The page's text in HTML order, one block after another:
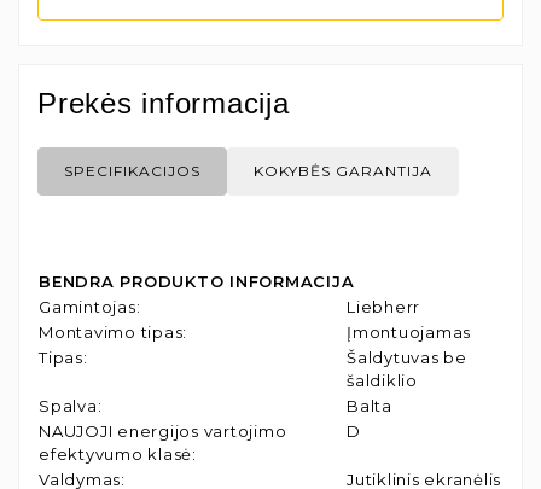
Prekės informacija
SPECIFIKACIJOS KOKYBĖS GARANTIJA
BENDRA PRODUKTO INFORMACIJA
Gamintojas:
Liebherr
Montavimo tipas:
Įmontuojamas
Tipas:
Šaldytuvas be
šaldiklio
Spalva:
Balta
NAUJOJI energijos vartojimo
efektyvumo klasė:
D
Valdymas:
Jutiklinis ekranėlis